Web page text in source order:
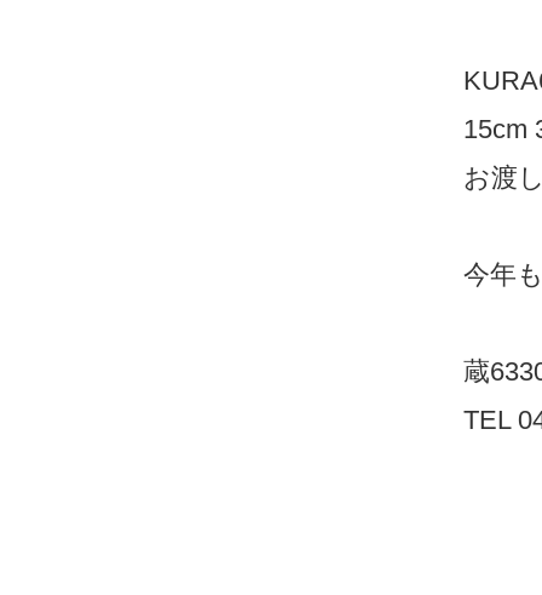
15cm
お渡
今年
蔵
TEL